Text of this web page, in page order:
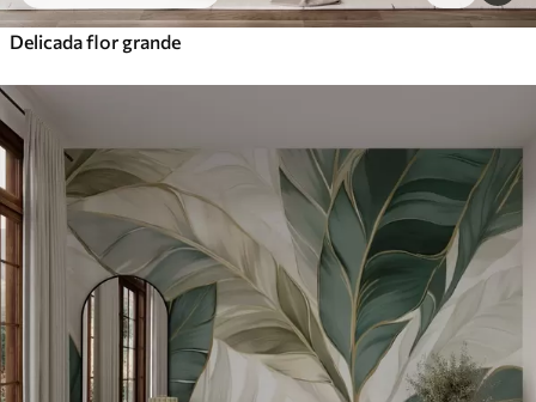
Delicada flor grande